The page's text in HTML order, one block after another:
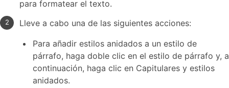
para formatear el texto.
Lleve a cabo una de las siguientes acciones:
Para añadir estilos anidados a un estilo de
párrafo, haga doble clic en el estilo de párrafo y, a
continuación, haga clic en Capitulares y estilos
anidados.